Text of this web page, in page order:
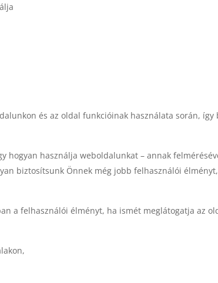
és az oldal funkcióinak használata során,
hogyan használja weboldalunkat – annak
biztosítsunk Önnek még jobb felhasználói
a felhasználói élményt, ha ismét meglátogatja az